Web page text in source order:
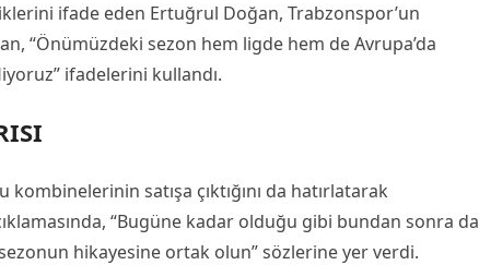
ifade eden Ertuğrul Doğan, Trabzonspor’un
“Önümüzdeki sezon hem ligde hem de Avrupa’da
ifadelerini kullandı.
satışa çıktığını da hatırlatarak
“Bugüne kadar olduğu gibi bundan sonra da
hikayesine ortak olun” sözlerine yer verdi.